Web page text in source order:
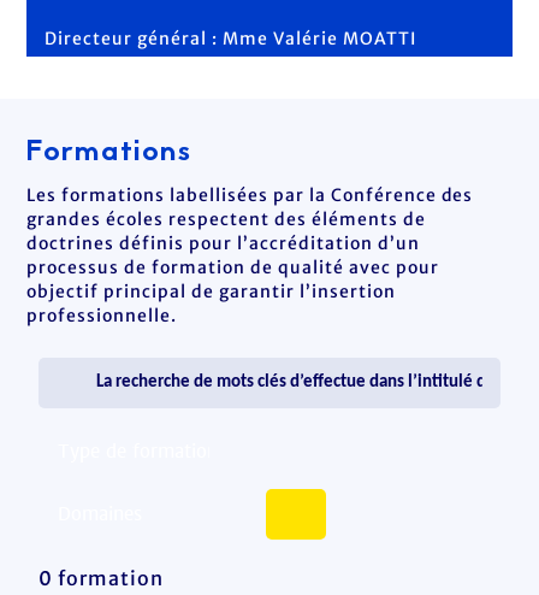
Directeur général : Mme Valérie MOATTI
Formations
Les formations labellisées par la Conférence des
grandes écoles respectent des éléments de
doctrines définis pour l’accréditation d’un
processus de formation de qualité avec pour
objectif principal de garantir l’insertion
professionnelle.
0 formation